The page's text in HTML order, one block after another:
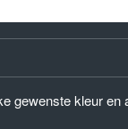
kleur